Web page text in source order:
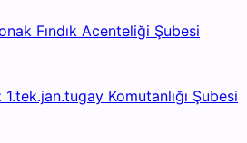
Fındık Acenteliği Şubesi
Komutanlığı Şubesi